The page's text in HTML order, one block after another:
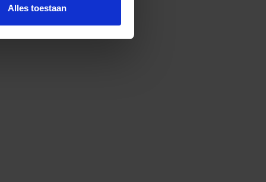
Alles toestaan